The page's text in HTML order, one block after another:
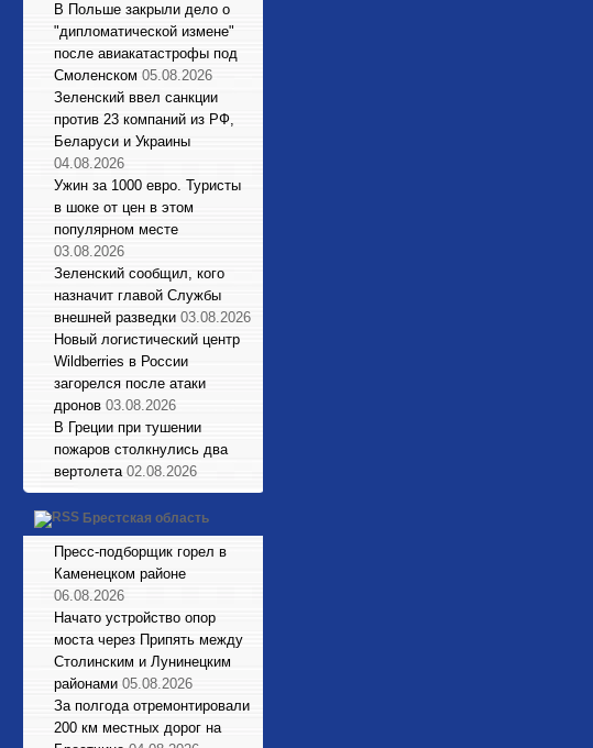
В Польше закрыли дело о
"дипломатической измене"
после авиакатастрофы под
Смоленском 05.08.2026
Зеленский ввел санкции
против 23 компаний из РФ,
Беларуси и Украины
04.08.2026
Ужин за 1000 евро. Туристы
в шоке от цен в этом
популярном месте
03.08.2026
Зеленский сообщил, кого
назначит главой Службы
внешней разведки 03.08.2026
Новый логистический центр
Wildberries в России
загорелся после атаки
дронов 03.08.2026
В Греции при тушении
пожаров столкнулись два
вертолета 02.08.2026
Брестская область
Пресс-подборщик горел в
Каменецком районе
06.08.2026
Начато устройство опор
моста через Припять между
Столинским и Лунинецким
районами 05.08.2026
За полгода отремонтировали
200 км местных дорог на